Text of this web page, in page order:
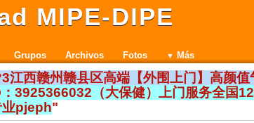
MIPE-DIPE
Grupos Archivos Fotos Más
江西赣州赣县区高端【外围上门】高颜值
3925366032（大保健）上门服务全国
业pjeph"